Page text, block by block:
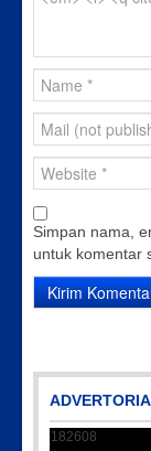
Simpan nama,
untuk komentar